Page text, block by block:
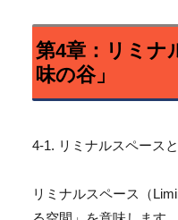
第4章：リミナ
味の谷」
4-1. リミナルスペース
リミナルスペース（